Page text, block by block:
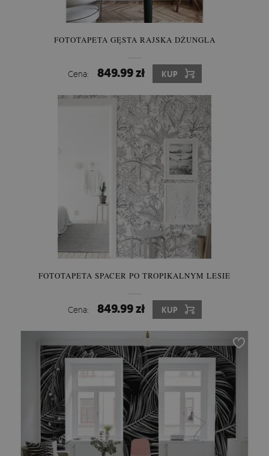
FOTOTAPETA GĘSTA RAJSKA DŻUNGLA
Cena: 849.99 zł KUP
FOTOTAPETA SPACER PO TROPIKALNYM LESIE
Cena: 849.99 zł KUP